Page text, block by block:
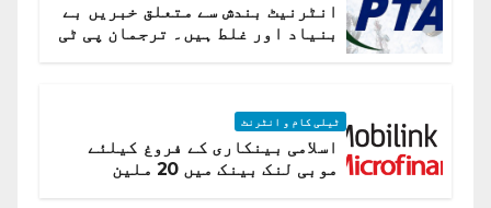
انٹرنیٹ بندش سے متعلق خبریں بے
بنیاد اور غلط ہیں۔ ترجمان پی ٹی
ٹیلی کام و انٹرنٹ
اسلامی بینکاری کے فروغ کیلئے
موبی لنک بینک میں 20 ملین